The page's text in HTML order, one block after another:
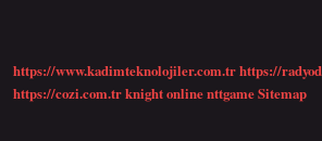
https://www.kadimteknolojiler.com.trhttps://
https://cozi.com.trknight onlinenttgameSitemap